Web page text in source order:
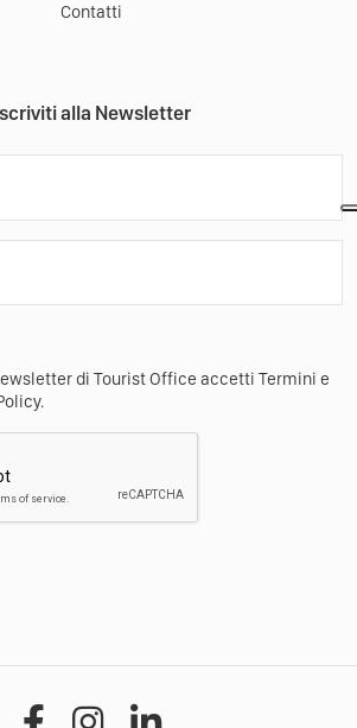
Contatti
alla Newsletter
di Tourist Office accetti Termini e